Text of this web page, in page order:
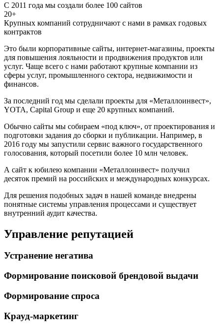
С 2011 года мы создали более 100 сайтов
20+
Крупных компаний сотрудничают с нами в рамках годовых
контрактов
Это были корпоративные сайты, интернет-магазины, проекты
для повышения лояльности и продвижения продуктов или
услуг. Чаще всего с нами работают крупные компании из
сферы услуг, промышленного сектора, недвижимости и
финансов.
За последний год мы сделали проекты для «Металлоинвест»,
YOTA, Capital Group и еще 20 крупных компаний.
Обычно сайты мы собираем «под ключ», от проектирования и
подготовки задания до сборки и публикации. Например, в
2016 году мы запустили сервис важного государственного
голосования, который посетили более 10 млн человек.
А сайт к юбилею компании «Металлоинвест» получил
десяток премий на российских и международных конкурсах.
Для решения подобных задач в нашей команде внедрены
понятные системы управления процессами и существует
внутренний аудит качества.
Управление репутацией
Устранение негатива
Формирование поисковой брендовой выдачи
Формирование спроса
Крауд-маркетинг